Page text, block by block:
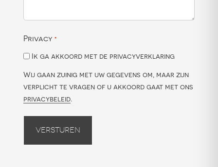
Privacy *
Ik ga akkoord met de privacyverklaring
Wij gaan zuinig met uw gegevens om, maar zijn
verplicht te vragen of u akkoord gaat met ons
privacybeleid.
Versturen